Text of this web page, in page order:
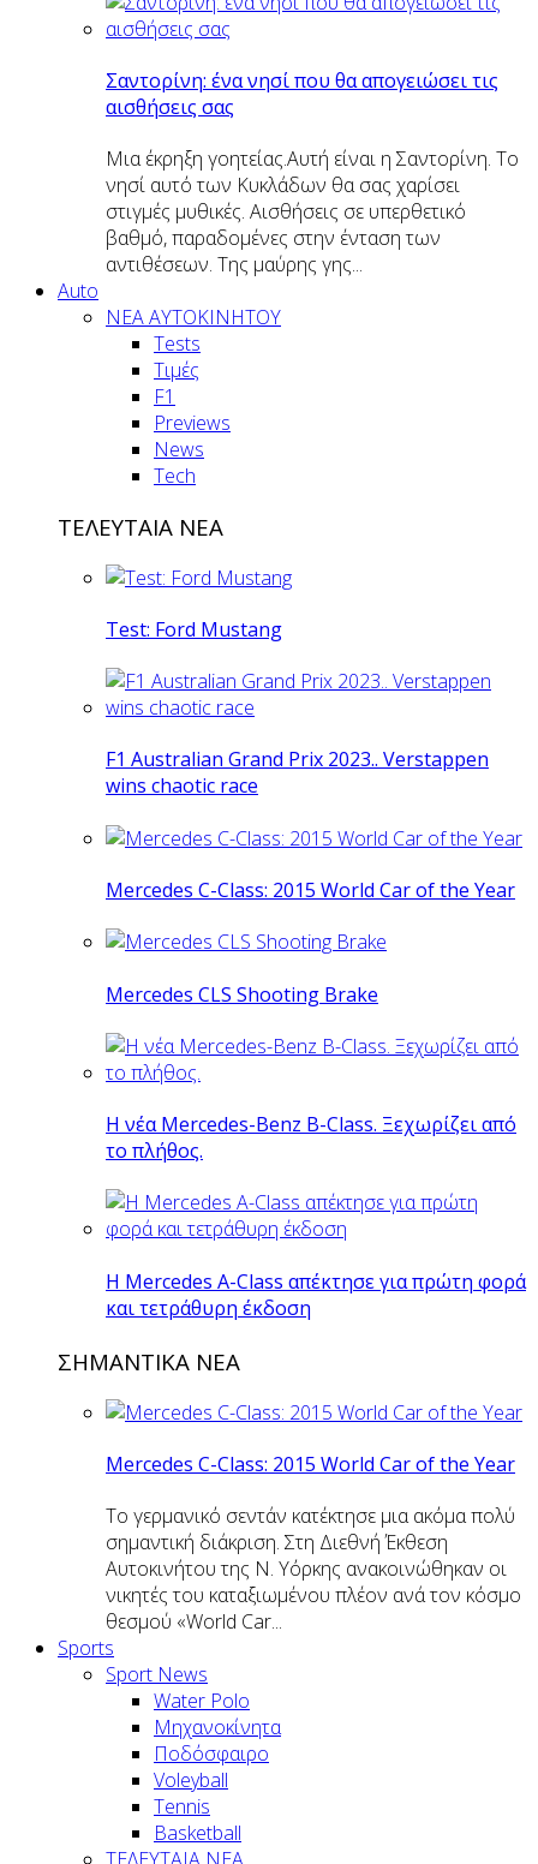
Σαντορίνη: ένα νησί που θα απογειώσει τις
αισθήσεις σας
Μια έκρηξη γοητείας.Αυτή είναι η Σαντορίνη. Το
νησί αυτό των Κυκλάδων θα σας χαρίσει
στιγμές μυθικές. Αισθήσεις σε υπερθετικό
βαθμό, παραδομένες στην ένταση των
αντιθέσεων. Της μαύρης γης...
Auto
NEA AYTOKINHTOY
Tests
Τιμές
F1
Previews
News
Tech
ΤΕΛΕΥΤΑΙΑ ΝΕΑ
Test: Ford Mustang
F1 Australian Grand Prix 2023.. Verstappen
wins chaotic race
Mercedes C-Class: 2015 World Car of the Year
Mercedes CLS Shooting Brake
Η νέα Mercedes-Benz B-Class. Ξεχωρίζει από
το πλήθος.
H Mercedes Α-Class απέκτησε για πρώτη φορά
και τετράθυρη έκδοση
ΣΗΜΑΝΤΙΚΑ ΝΕΑ
Mercedes C-Class: 2015 World Car of the Year
Το γερμανικό σεντάν κατέκτησε μια ακόμα πολύ
σημαντική διάκριση. Στη Διεθνή Έκθεση
Αυτοκινήτου της Ν. Υόρκης ανακοινώθηκαν οι
νικητές του καταξιωμένου πλέον ανά τον κόσμο
θεσμού «World Car...
Sports
Sport News
Water Polo
Μηχανοκίνητα
Ποδόσφαιρο
Voleyball
Tennis
Basketball